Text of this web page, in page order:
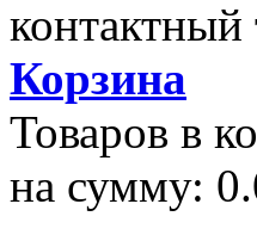
контактный
Корзина
Товаров в
на сумму: